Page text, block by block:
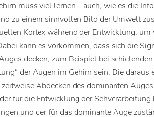
muss viel lernen – auch, wie es die
zu einem sinnvollen Bild der Umwelt
Kortex während der Entwicklung,
kann es vorkommen, dass sich die
decken, zum Beispiel bei
der Augen im Gehirn sein. Die
Abdecken des dominanten
für die Entwicklung der
und der für das dominante Auge